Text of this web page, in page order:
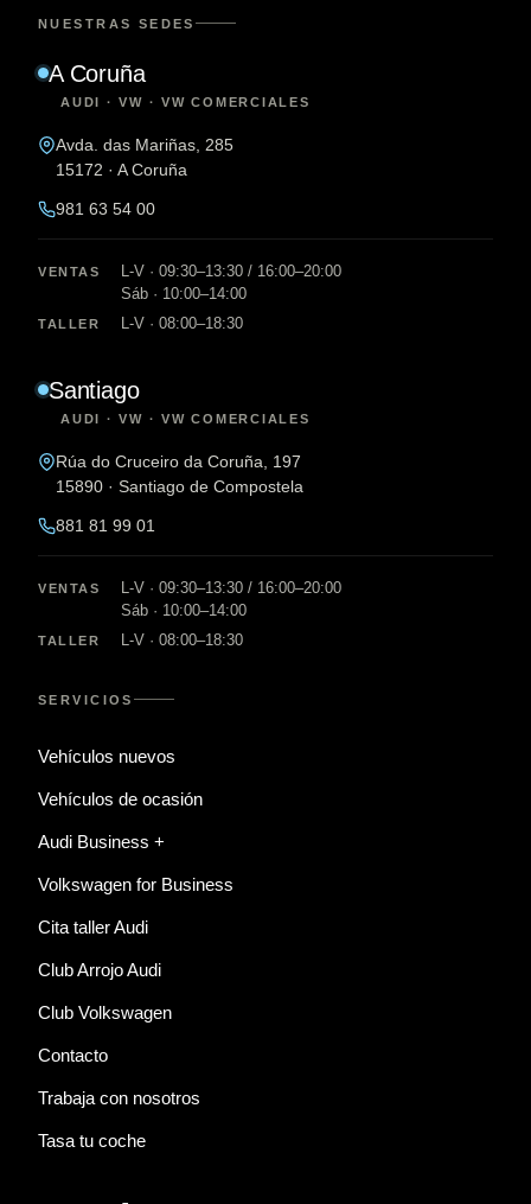
NUESTRAS SEDES
A Coruña
AUDI · VW · VW COMERCIALES
Avda. das Mariñas, 285
15172 · A Coruña
981 63 54 00
VENTAS
L-V · 09:30–13:30 / 16:00–20:00
Sáb · 10:00–14:00
TALLER L-V · 08:00–18:30
Santiago
AUDI · VW · VW COMERCIALES
Rúa do Cruceiro da Coruña, 197
15890 · Santiago de Compostela
881 81 99 01
VENTAS
L-V · 09:30–13:30 / 16:00–20:00
Sáb · 10:00–14:00
TALLER L-V · 08:00–18:30
SERVICIOS
Vehículos nuevos
Vehículos de ocasión
Audi Business +
Volkswagen for Business
Cita taller Audi
Club Arrojo Audi
Club Volkswagen
Contacto
Trabaja con nosotros
Tasa tu coche